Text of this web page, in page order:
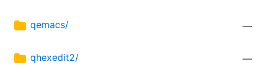
qemacs/ —
qhexedit2/ —